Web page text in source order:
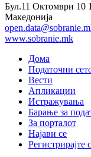
Бул.11 Октомври 10
Македонија
www.sobranie.mk
Дома
Податочни
Вести
Апликации
Истражувања
Барање за
За порталот
Најави се
Регистрирајте